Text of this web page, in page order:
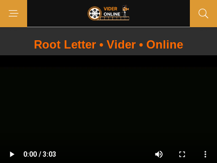
Root Letter • Vider • Online